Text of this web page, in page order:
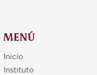
MENÚ
Inicio
Instituto